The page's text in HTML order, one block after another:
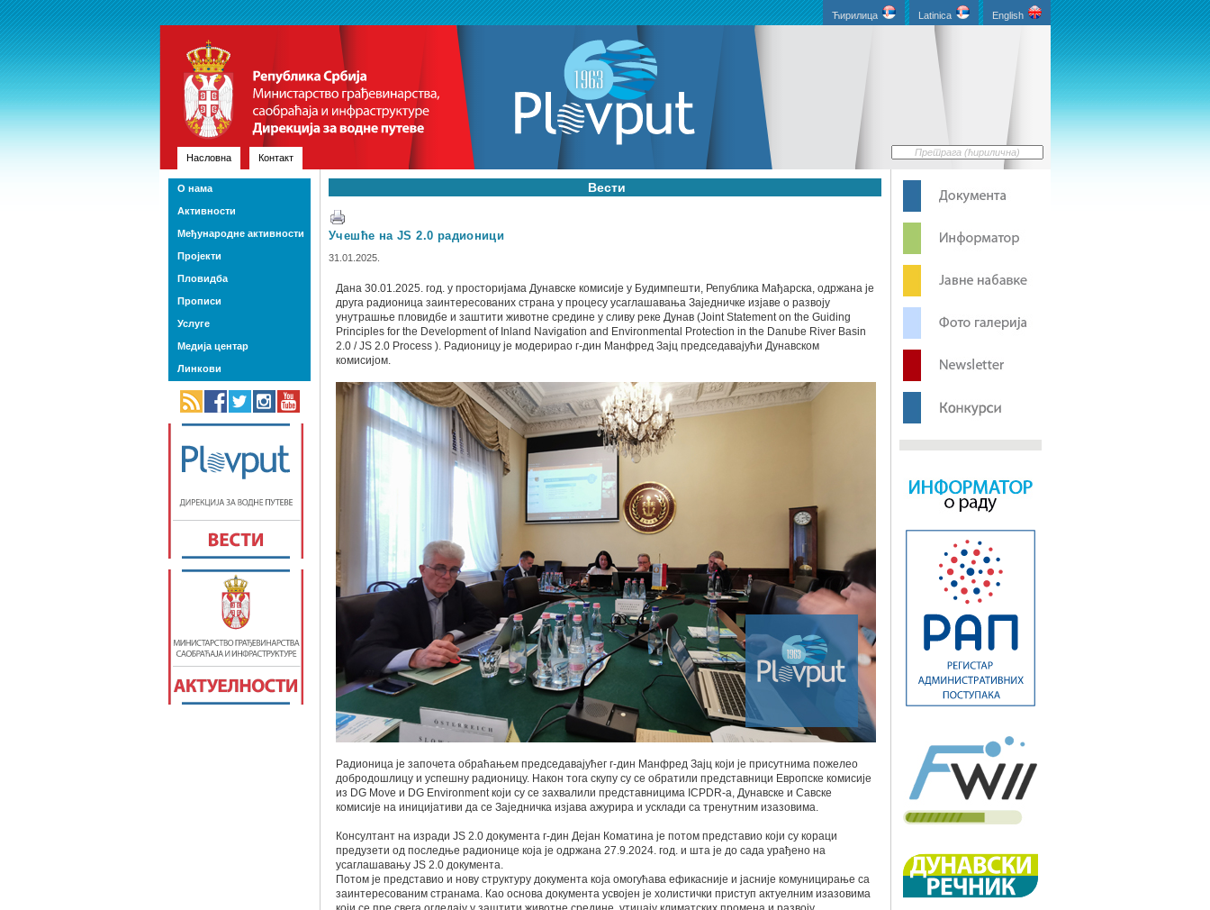
English
Latinica
Ћирилица
Насловна Контакт
Вести
Учешће на JS 2.0 радионици
31.01.2025.
Дана 30.01.2025. год. у просторијама Дунавске комисије у Будимпешти, Република Мађарска, одржана је
друга радионица заинтересованих страна у процесу усаглашавања Заједничке изјаве о развоју
унутрашње пловидбе и заштити животне средине у сливу реке Дунав (Joint Statement on the Guiding
Principles for the Development of Inland Navigation and Environmental Protection in the Danube River Basin
2.0 / JS 2.0 Process ). Радионицу је модерирао г-дин Манфред Зајц председавајући Дунавском
комисијом.
Радионица је започета обраћањем председавајућег г-дин Манфред Зајц који је присутнима пожелео
добродошлицу и успешну радионицу. Након тога скупу су се обратили представници Европске комисије
из DG Move и DG Environment који су се захвалили представницима ICPDR-а, Дунавске и Савске
комисије на иницијативи да се Заједничка изјава ажурира и усклади са тренутним изазовима.
Консултант на изради JS 2.0 документа г-дин Дејан Коматина је потом представио који су кораци
предузети од последње радионице која је одржана 27.9.2024. год. и шта је до сада урађено на
усаглашавању JS 2.0 документа.
Потом је представио и нову структуру документа која омогућава ефикасније и јасније комуницирање са
заинтересованим странама. Као основа документа усвојен је холистички приступ актуелним изазовима
О нама
Активности
Међународне активности
Пројекти
Пловидба
Прописи
Услуге
Медија центар
Линкови